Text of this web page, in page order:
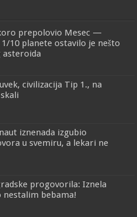
prepolovio Mesec —
10 planete ostavilo je nešto
asteroida
civilizacija Tip 1., na
iznenada izgubio
u svemiru, a lekari ne
progovorila: Iznela
nestalim bebama!